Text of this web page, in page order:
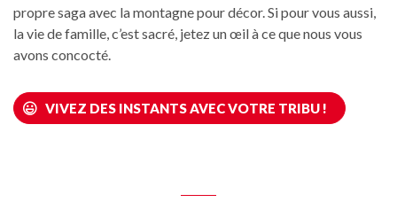
propre saga avec la montagne pour décor. Si pour vous aussi,
la vie de famille, c’est sacré, jetez un œil à ce que nous vous
avons concocté.
VIVEZ DES INSTANTS AVEC VOTRE TRIBU !